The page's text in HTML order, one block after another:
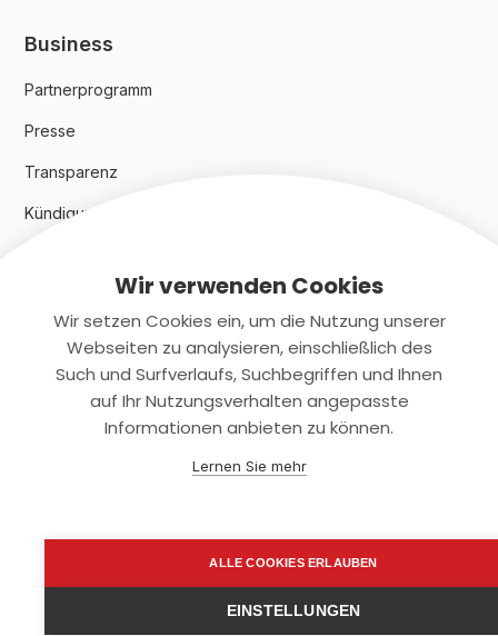
Business
Partnerprogramm
Presse
Transparenz
Kündigungsindex 2024
Rechtliches
Datenschutz
support@smartkuendigen.de
Wir verwenden Cookies
Wir setzen Cookies ein, um die Nutzung unserer
Webseiten zu analysieren, einschließlich des
Such und Surfverlaufs, Suchbegriffen und Ihnen
auf Ihr Nutzungsverhalten angepasste
Informationen anbieten zu können.
Lernen Sie mehr
ALLE COOKIES ERLAUBEN
EINSTELLUNGEN